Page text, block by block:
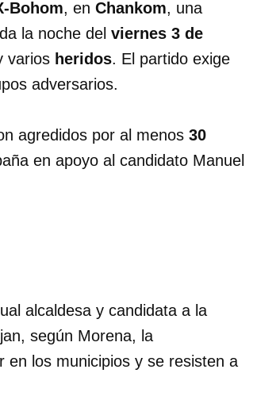
Bohom, en Chankom, una
la noche del viernes 3 de
varios heridos. El partido exige
adversarios.
agredidos por al menos 30
en apoyo al candidato Manuel
alcaldesa y candidata a la
según Morena, la
en los municipios y se resisten a